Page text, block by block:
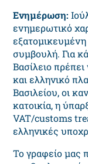
Ενημέρωση:
ενημερωτικό
εξατομικευμένη
συμβουλή. Για
Βασίλειο
και ελληνικό
Βασιλείου, οι
κατοικία, η
VAT/customs
ελληνικές
Το γραφείο μας